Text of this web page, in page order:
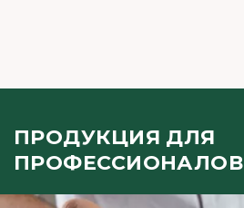
ПРОДУКЦИЯ ДЛЯ
ПРОФЕССИОНАЛОВ